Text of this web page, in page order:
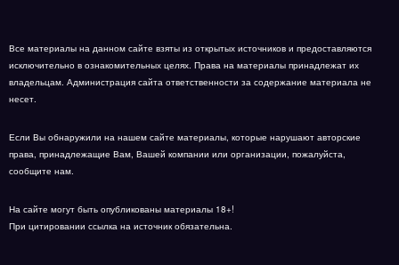
Все материалы на данном сайте взяты из открытых источников и предоставляются
исключительно в ознакомительных целях. Права на материалы принадлежат их
владельцам. Администрация сайта ответственности за содержание материала не
несет.
Если Вы обнаружили на нашем сайте материалы, которые нарушают авторские
права, принадлежащие Вам, Вашей компании или организации, пожалуйста,
сообщите нам.
На сайте могут быть опубликованы материалы 18+!
При цитировании ссылка на источник обязательна.